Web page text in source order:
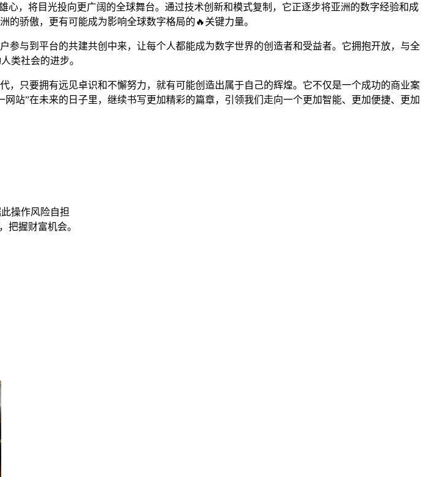
，将目光投向更广阔的全球舞台。通过技术创新和模式复制，它正逐步将亚洲的数字经验和成
骄傲，更有可能成为影响全球数字格局的🔥关键力量。
与到平台的共建共创中来，让每个人都能成为数字世界的创造者和受益者。它拥抱开放，与全
类社会的进步。
只要拥有远见卓识和不懈努力，就有可能创造出属于自己的辉煌。它不仅是一个成功的商业案
站”在未来的日子里，继续书写更加精彩的篇章，引领我们走向一个更加智能、更加便捷、更加
操作风险自担
把握财富机会。